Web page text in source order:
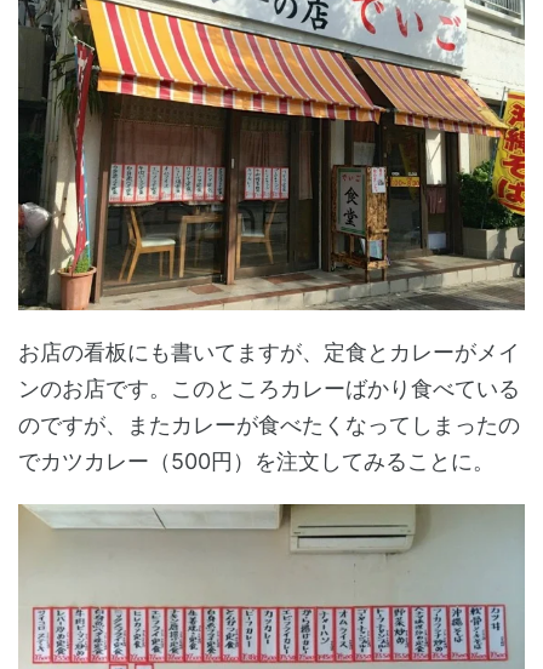
お店の看板にも書いてますが、定食とカレーがメイ
ンのお店です。このところカレーばかり食べている
のですが、またカレーが食べたくなってしまったの
でカツカレー（500円）を注文してみることに。